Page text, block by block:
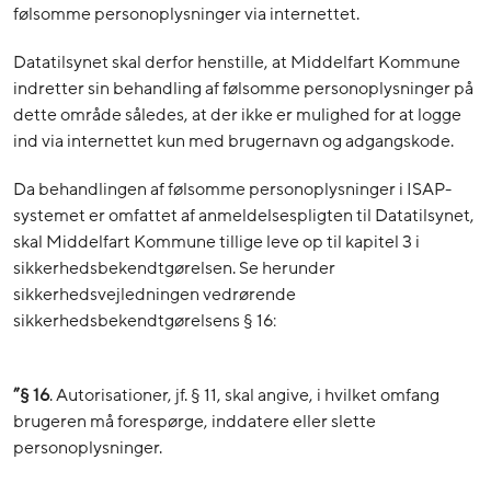
følsomme personoplysninger via internettet.
Datatilsynet skal derfor henstille, at Middelfart Kommune
indretter sin behandling af følsomme personoplysninger på
dette område således, at der ikke er mulighed for at logge
ind via internettet kun med brugernavn og adgangskode.
Da behandlingen af følsomme personoplysninger i ISAP-
systemet er omfattet af anmeldelsespligten til Datatilsynet,
skal Middelfart Kommune tillige leve op til kapitel 3 i
sikkerhedsbekendtgørelsen. Se herunder
sikkerhedsvejledningen vedrørende
sikkerhedsbekendtgørelsens § 16:
”§ 16. Autorisationer, jf. § 11, skal angive, i hvilket omfang
brugeren må forespørge, inddatere eller slette
personoplysninger.